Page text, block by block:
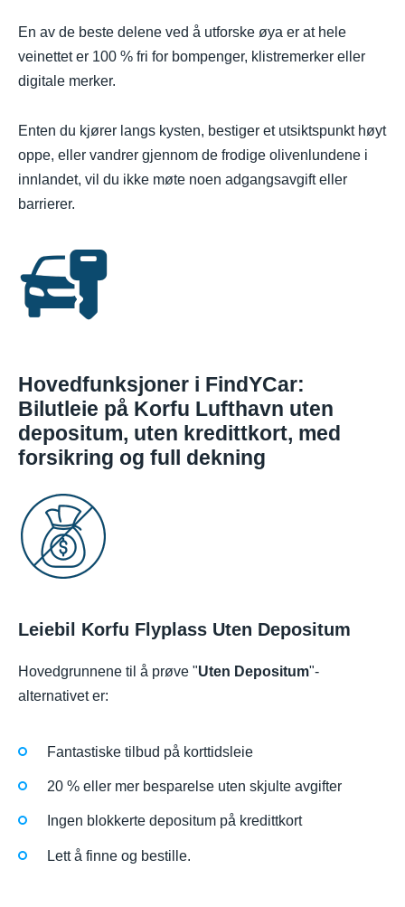
En av de beste delene ved å utforske øya er at hele
veinettet er 100 % fri for bompenger, klistremerker eller
digitale merker.
Enten du kjører langs kysten, bestiger et utsiktspunkt høyt
oppe, eller vandrer gjennom de frodige olivenlundene i
innlandet, vil du ikke møte noen adgangsavgift eller
barrierer.
Hovedfunksjoner i FindYCar:
Bilutleie på Korfu Lufthavn uten
depositum, uten kredittkort, med
forsikring og full dekning
Leiebil Korfu Flyplass Uten Depositum
Hovedgrunnene til å prøve "Uten Depositum"-
alternativet er:
Fantastiske tilbud på korttidsleie
20 % eller mer besparelse uten skjulte avgifter
Ingen blokkerte depositum på kredittkort
Lett å finne og bestille.